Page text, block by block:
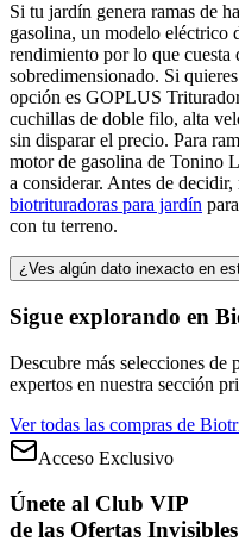
Si tu jardín genera ramas de
gasolina, un modelo eléctrico
rendimiento por lo que cuesta
sobredimensionado. Si
opción es GOPLUS
cuchillas de doble filo, alta
sin disparar el precio. Para
motor de gasolina de Tonino
a considerar. Antes de decidir,
biotrituradoras para jardín
con tu terreno.
¿Ves algún dato inexacto en
Sigue explorando en
Descubre más selecciones de
expertos en nuestra sección
Ver todas las compras de
Acceso Exclusivo
Únete al Club VIP
de las Ofertas Invisibles